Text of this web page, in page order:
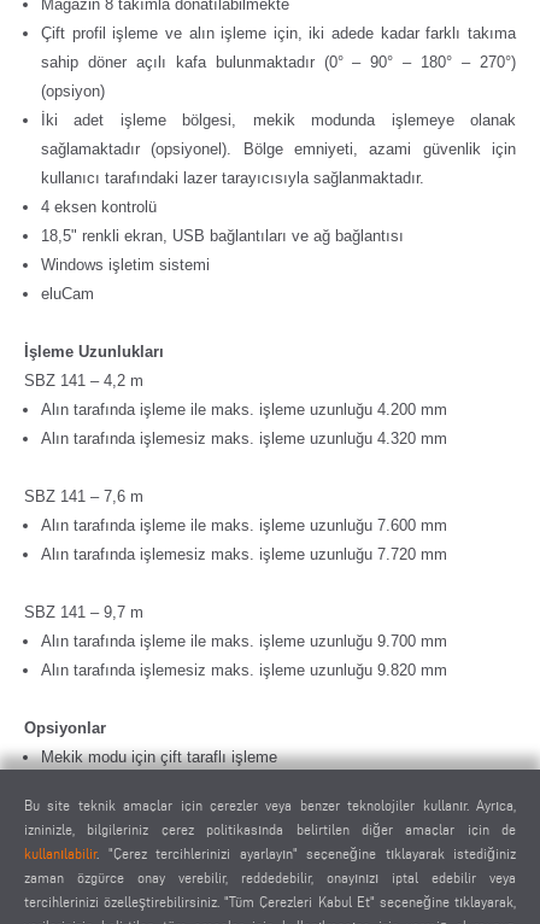
Magazin 8 takımla donatılabilmekte
Çift profil işleme ve alın işleme için, iki adede kadar farklı takıma
sahip döner açılı kafa bulunmaktadır (0° – 90° – 180° – 270°)
(opsiyon)
İki adet işleme bölgesi, mekik modunda işlemeye olanak
sağlamaktadır (opsiyonel). Bölge emniyeti, azami güvenlik için
kullanıcı tarafındaki lazer tarayıcısıyla sağlanmaktadır.
4 eksen kontrolü
18,5" renkli ekran, USB bağlantıları ve ağ bağlantısı
Windows işletim sistemi
eluCam
İşleme Uzunlukları
SBZ 141 – 4,2 m
Alın tarafında işleme ile maks. işleme uzunluğu 4.200 mm
Alın tarafında işlemesiz maks. işleme uzunluğu 4.320 mm
SBZ 141 – 7,6 m
Alın tarafında işleme ile maks. işleme uzunluğu 7.600 mm
Alın tarafında işlemesiz maks. işleme uzunluğu 7.720 mm
SBZ 141 – 9,7 m
Alın tarafında işleme ile maks. işleme uzunluğu 9.700 mm
Alın tarafında işlemesiz maks. işleme uzunluğu 9.820 mm
Opsiyonlar
Mekik modu için çift taraflı işleme
Çift profil işleme için bağlama tertibatı
Sabit takım magazini (16'lı)
Açılı kafa veya testere kafası için birlikte hareket eden takım
Bu site teknik amaçlar için çerezler veya benzer teknolojiler kullanır. Ayrıca,
izninizle, bilgileriniz çerez politikasında belirtilen diğer amaçlar için de
kullanılabilir. "Çerez tercihlerinizi ayarlayın" seçeneğine tıklayarak istediğiniz
zaman özgürce onay verebilir, reddedebilir, onayınızı iptal edebilir veya
tercihlerinizi özelleştirebilirsiniz. "Tüm Çerezleri Kabul Et" seçeneğine tıklayarak,